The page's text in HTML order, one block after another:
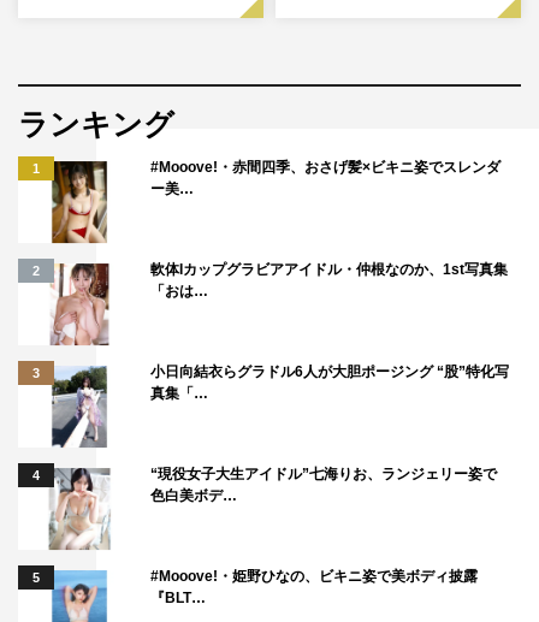
ランキング
1
#Mooove!・赤間四季、おさげ髪×ビキニ姿でスレンダ
ー美…
2
軟体Iカップグラビアアイドル・仲根なのか、1st写真集
「おは…
3
小日向結衣らグラドル6人が大胆ポージング “股”特化写
真集「…
4
“現役女子大生アイドル”七海りお、ランジェリー姿で
色白美ボデ…
5
#Mooove!・姫野ひなの、ビキニ姿で美ボディ披露
『BLT…